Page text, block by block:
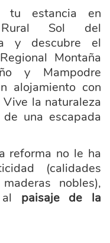
tu estancia en
Sol del
y descubre el
Montaña
y Mampodre
alojamiento con
Vive la naturaleza
una escapada
reforma no le ha
(calidades
nobles),
paisaje de la